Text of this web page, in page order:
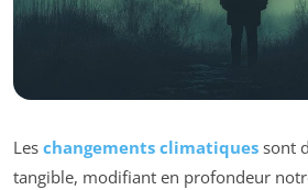
Les changements climatiques sont
tangible, modifiant en profondeur